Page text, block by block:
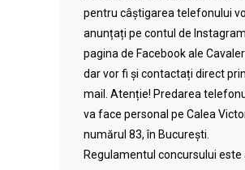
pentru câștigarea telefonului
anunțați pe contul de
pagina de Facebook ale
dar vor fi și contactați direct
mail. Atenție! Predarea
va face personal pe Calea
numărul 83, în București.
Regulamentul concursului este